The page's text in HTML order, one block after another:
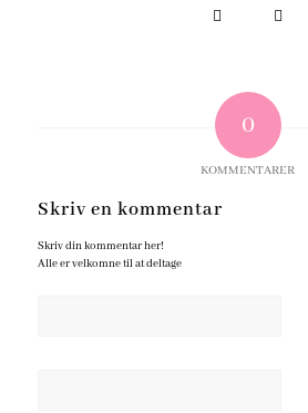
0
KOMMENTARER
Skriv en kommentar
Skriv din kommentar her!
Alle er velkomne til at deltage